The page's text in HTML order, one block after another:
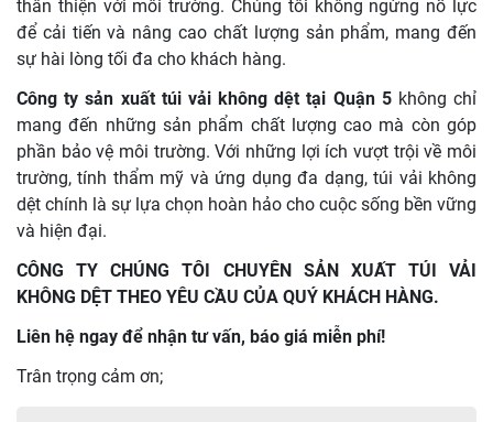
thân thiện với môi trường. Chúng tôi không ngừng nỗ lực
để cải tiến và nâng cao chất lượng sản phẩm, mang đến
sự hài lòng tối đa cho khách hàng.
Công ty sản xuất túi vải không dệt tại Quận 5không chỉ
mang đến những sản phẩm chất lượng cao mà còn góp
phần bảo vệ môi trường. Với những lợi ích vượt trội về môi
trường, tính thẩm mỹ và ứng dụng đa dạng, túi vải không
dệt chính là sự lựa chọn hoàn hảo cho cuộc sống bền vững
và hiện đại.
CÔNG TY CHÚNG TÔI CHUYÊN SẢN XUẤT TÚI VẢI
KHÔNG DỆT THEO YÊU CẦU CỦA QUÝ KHÁCH HÀNG.
Liên hệ ngay để nhận tư vấn, báo giá miễn phí!
Trân trọng cảm ơn;